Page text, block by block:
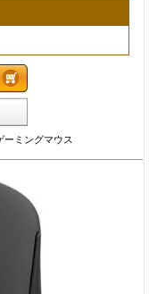
ーミングマウス